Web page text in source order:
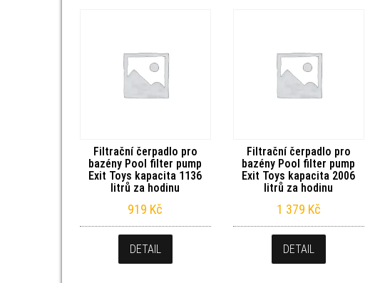
Filtrační čerpadlo pro
bazény Pool filter pump
Exit Toys kapacita 1136
litrů za hodinu
919 Kč
DETAIL
Filtrační čerpadlo pro
bazény Pool filter pump
Exit Toys kapacita 2006
litrů za hodinu
1 379 Kč
DETAIL